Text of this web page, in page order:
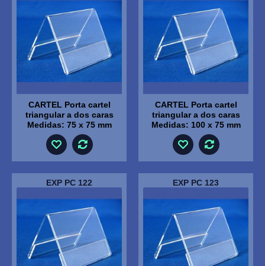
CARTEL Porta cartel
triangular a dos caras
Medidas: 75 x 75 mm
CARTEL Porta cartel
triangular a dos caras
Medidas: 100 x 75 mm
EXP PC 122 EXP PC 123